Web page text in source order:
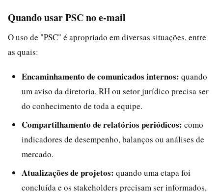
Quando usar PSC no e-mail
O uso de "PSC" é apropriado em diversas situações, entre
as quais:
Encaminhamento de comunicados internos: quando
um aviso da diretoria, RH ou setor jurídico precisa ser
do conhecimento de toda a equipe.
Compartilhamento de relatórios periódicos: como
indicadores de desempenho, balanços ou análises de
mercado.
Atualizações de projetos: quando uma etapa foi
concluída e os stakeholders precisam ser informados,